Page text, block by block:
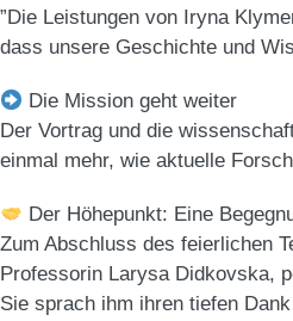
​”Die Leistungen von Iryna
dass unsere Geschichte und
Die Mission geht weiter
​Der Vortrag und die
einmal mehr, wie aktuelle
Der Höhepunkt: Eine
​Zum Abschluss des feierlichen
Professorin Larysa Didkovska,
​Sie sprach ihm ihren tiefen